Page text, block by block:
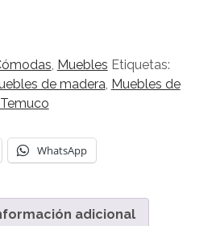
, Muebles Etiquetas:
de madera, Muebles de
WhatsApp
adicional